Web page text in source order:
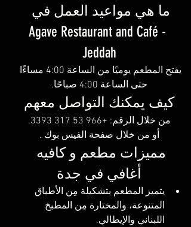
ما هي مواعيد العمل في
Agave Restaurant and Café -
Jeddah
يفتح المطعم يوميًا من الساعة 4:00 مساءًا
حتى الساعة 4:00 صباحًا.
كيف يمكنك التواصل معهم
من خلال الرقم: +966 53 317 3393.
أو من خلال صفحة الفيس بوك .
مميزات مطعم و كافيه
أغافي في جدة
يتميز المطعم بتشكيلة مِن الأطباق
المتنوعة، والمختارة مِن المطبخ
اللبناني والإيطالي.